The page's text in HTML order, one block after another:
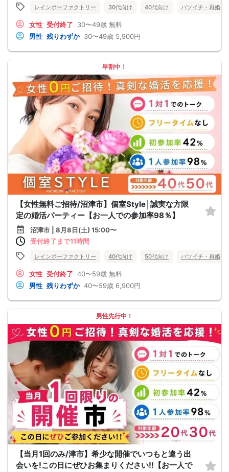
レインボーファクトリー 30代向け 40代向け バツイチ・再婚
女性 受付終了 30〜49歳 無料
男性 残りわずか 30〜49歳 5,900円
早割中！
【女性無料ご招待/沼津市】個室Style│誠実な方限
定の婚活パーティー【お一人での参加率98％】
沼津市 | 8月8日(土) 15:00〜
受付終了まで11時間
レインボーファクトリー 40代向け 50代向け バツイチ・再婚
女性 受付終了 40〜59歳 無料
男性 残りわずか 40〜59歳 6,900円
男性先行中！
【当月1回のみ/津市】希少な開催でいつもと違う出
会いを!この日にぜひお集まりください!!【お一人で